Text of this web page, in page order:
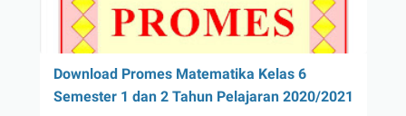
Download Promes Matematika Kelas 6
Semester 1 dan 2 Tahun Pelajaran 2020/2021